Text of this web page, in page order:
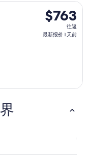
$763
往
返,
1
$763
往返
最新报价 1 天前
一）从洛杉矶前往安